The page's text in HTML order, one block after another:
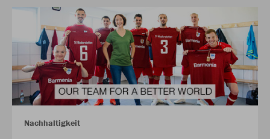
Nachhaltigkeit